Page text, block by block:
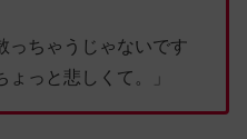
っちゃうじゃないです
っと悲しくて。」